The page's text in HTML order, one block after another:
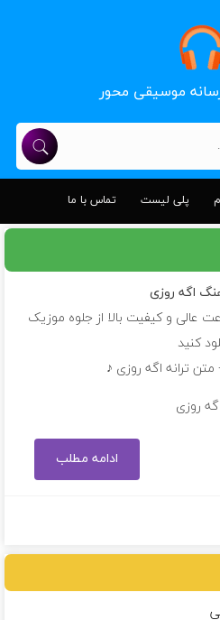
موسیقی محور
پلی لیست تماس با ما
اگه روزی
عالی و کیفیت بالا از جلوه موزیک
کنید
ترانه اگه روزی ♪
ادامه مطلب